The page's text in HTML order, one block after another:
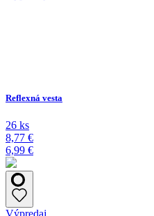
Reflexná vesta
26 ks
8,77 €
6,99 €
Výpredaj